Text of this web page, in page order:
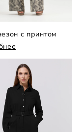
с принтом